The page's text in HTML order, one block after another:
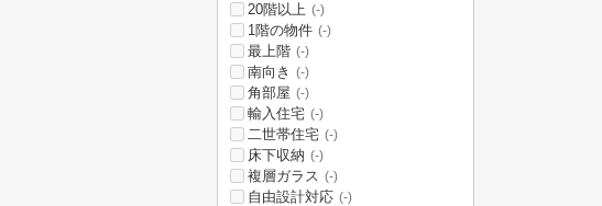
20階以上 (-)
1階の物件 (-)
最上階 (-)
南向き (-)
角部屋 (-)
輸入住宅 (-)
二世帯住宅 (-)
床下収納 (-)
複層ガラス (-)
自由設計対応 (-)